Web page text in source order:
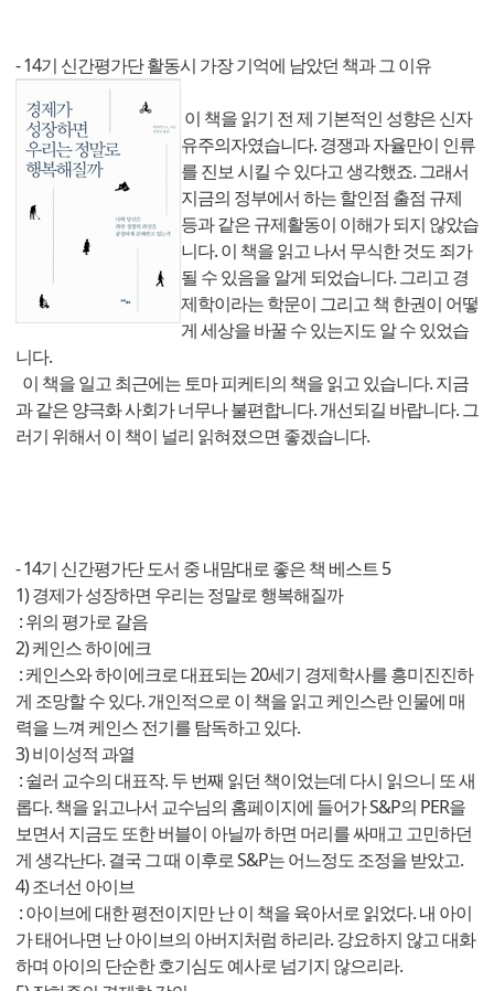
- 14기 신간평가단 활동시 가장 기억에 남았던 책과 그 이유
이 책을 읽기 전 제 기본적인 성향은 신자
유주의자였습니다. 경쟁과 자율만이 인류
를 진보 시킬 수 있다고 생각했죠. 그래서
지금의 정부에서 하는 할인점 출점 규제
등과 같은 규제활동이 이해가 되지 않았습
니다. 이 책을 읽고 나서 무식한 것도 죄가
될 수 있음을 알게 되었습니다. 그리고 경
제학이라는 학문이 그리고 책 한권이 어떻
게 세상을 바꿀 수 있는지도 알 수 있었습
니다.
이 책을 일고 최근에는 토마 피케티의 책을 읽고 있습니다. 지금
과 같은 양극화 사회가 너무나 불편합니다. 개선되길 바랍니다. 그
러기 위해서 이 책이 널리 읽혀졌으면 좋겠습니다.
- 14기 신간평가단 도서 중 내맘대로 좋은 책 베스트 5
1) 경제가 성장하면 우리는 정말로 행복해질까
: 위의 평가로 갈음
2) 케인스 하이에크
: 케인스와 하이에크로 대표되는 20세기 경제학사를 흥미진진하
게 조망할 수 있다. 개인적으로 이 책을 읽고 케인스란 인물에 매
력을 느껴 케인스 전기를 탐독하고 있다.
3) 비이성적 과열
: 쉴러 교수의 대표작. 두 번째 읽던 책이었는데 다시 읽으니 또 새
롭다. 책을 읽고나서 교수님의 홈페이지에 들어가 S&P의 PER을
보면서 지금도 또한 버블이 아닐까 하면 머리를 싸매고 고민하던
게 생각난다. 결국 그 때 이후로 S&P는 어느정도 조정을 받았고.
4) 조너선 아이브
: 아이브에 대한 평전이지만 난 이 책을 육아서로 읽었다. 내 아이
가 태어나면 난 아이브의 아버지처럼 하리라. 강요하지 않고 대화
하며 아이의 단순한 호기심도 예사로 넘기지 않으리라.